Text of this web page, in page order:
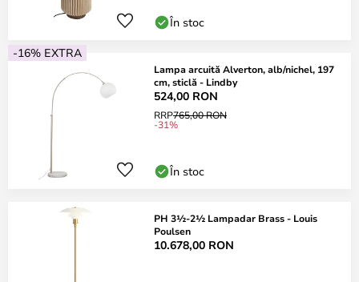
În stoc
-16% EXTRA
Lampa arcuită Alverton, alb/nichel, 197
cm, sticlă - Lindby
524,00 RON
RRP765,00 RON
-31%
În stoc
PH 3½-2½ Lampadar Brass - Louis
Poulsen
10.678,00 RON